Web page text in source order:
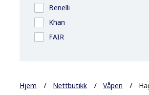
Benelli
Khan
FAIR
Hjem Nettbutikk Våpen